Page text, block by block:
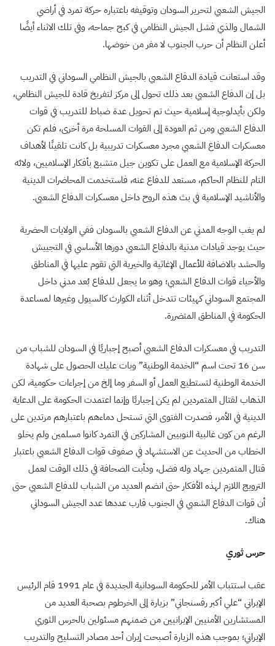
الجيش الشعبي لتحرير السودان وتوقيفه باعتباره حركة تمرد في أراضي
الشمال والذي فشل الجيش النظامي في كبح جماحه، وفي تلك الاثناء أيضًا
أعلن النظام أن حرب الجنوب لا مفر من خوضها.
وقد استعانت قيادة الدفاع الشعبي بالجيش النظامي السوداني في التدريب
بل إن الدفاع الشعبي بعد ذلك تحول إلى مركز لتفريخ قادة للجيش النظامي،
ولكن بأيدلوجية إسلامية حيث تم تحويل عدة ضباط للتدريب في قوات
الدفاع الشعبي ومن ثم العودة إلى القوات المسلحة مرة أخرى، فلم تكن
معسكرات الدفاع الشعبي مجرد معسكرات تدريبية بل كانت تلقينًا لأهداف
الحركة الإسلامية مع العمل على تكوين جيل متشبع بأفكار الإسلاميين، ولائه
التام للنظام الحاكم، مستعد للدفاع عنه، فاستخدمت المحاضرات الدينية
والأناشيد الإسلامية في بث هذه الروح داخل معسكرات الدفاع الشعبي.
لم يغب الوجه المدني عن الدفاع الشعبي بالسودان ففي الولايات الحضرية
حيث يوجد قيادات مدنية بالدفاع الشعبي دورها الأساسي في التجييش
والحشد بالاضافة للأعمال الإغاثية والخيرية التي تقوم عليها في المناطق
والأحياء قوات الدفاع الشعبي؛ وهو ما يجعل للدفاع بُعد مدني داخل
المجتمع السوداني كهيئات تتدخل أثناء الكوارث كالسيول وغيرها لمساعدة
الحكومة في المناطق المتضررة.
التدريب في معسكرات الدفاع الشعبي أصبح إجباريًا في السودان للشباب من
سن 16 تحت اسم “الخدمة الوطنية” وبات عليك الحصول على شهادة
الخدمة الوطنية لتستطيع العمل أو السفر وما إلخ من إجراءات حكومية، لكن
الذهاب لقتال المتمردين لم يكن إجباريًا وإنما اعتمدت الحكومة على الدعاية
الدينية في الأمر، فصدرت الفتوى التي تستحل دماءهم باعتبارهم مرتدين على
الرغم من كون غالبية النوبيين المشاركين في التمرد كانوا مسلمين ولم يخلو
الخطاب من الحديث عن الاستشهاد في صفوف قوات الدفاع الشعبي باعتبار
قتال المتمردين جهاد وله فضل، ودأبت الصحافة في ذلك الوقت لعمل
الترويج اللازم لهذه الأفكار حتى انضم العديد من الشباب للدفاع الشعبي حتى
أن قوات الدفاع الشعبي في الجنوب قارب عددها عدد الجيش السوداني
هناك.
حرس ثوري
عقب استتباب الأمر للحكومة السودانية الجديدة في عام 1991 قام الرئيس
الإيراني “علي أكبر رفسنجاني” بزيارة إلى الخرطوم بصحبة العديد من
المستشارين الأمنيين الإيرانيين من ضمنهم مسئولين بالحرس الثوري
الإيراني؛ بموجب هذه الزيارة أصبحت إيران أحد مصادر التسليح والتدريب